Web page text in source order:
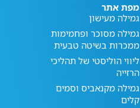
מפת אתר
גמילה מעישון
גמילה מסוכר ופחמימות
ממכרות בשיטה טבעית
ליווי הוליסטי של תהליכי
הרזייה
גמילה מקנאביס וסמים
קלים